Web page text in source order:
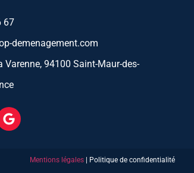
67
demenagement.com
Varenne, 94100 Saint-Maur-des-
Mentions légales | Politique de confidentialité